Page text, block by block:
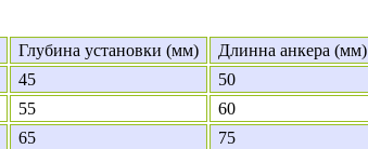
Глубина установки (мм) Длинна анкера (мм)
45 50
55 60
65 75